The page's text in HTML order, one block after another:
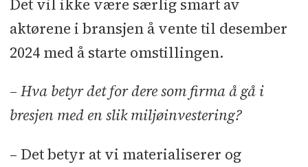
Det vil ikke være særlig smart av
aktørene i bransjen å vente til desember
2024 med å starte omstillingen.
– Hva betyr det for dere som firma å gå i
bresjen med en slik miljøinvestering?
– Det betyr at vi materialiserer og